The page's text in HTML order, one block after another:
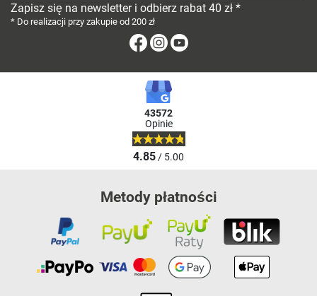
Zapisz się na newsletter i odbierz rabat 40 zł *
* Do realizacji przy zakupie od 200 zł
FacebookInstagram
43572
Opinie
4.85/ 5.00
Metody płatności